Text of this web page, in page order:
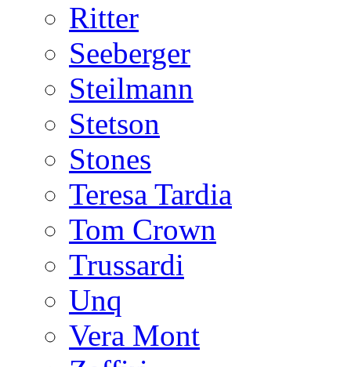
Ritter
Seeberger
Steilmann
Stetson
Stones
Teresa Tardia
Tom Crown
Trussardi
Unq
Vera Mont